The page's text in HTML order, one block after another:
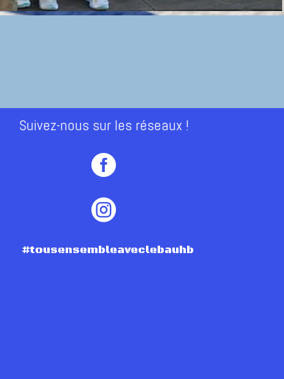
Suivez-nous sur les réseaux !


#tousensembleaveclebauhb